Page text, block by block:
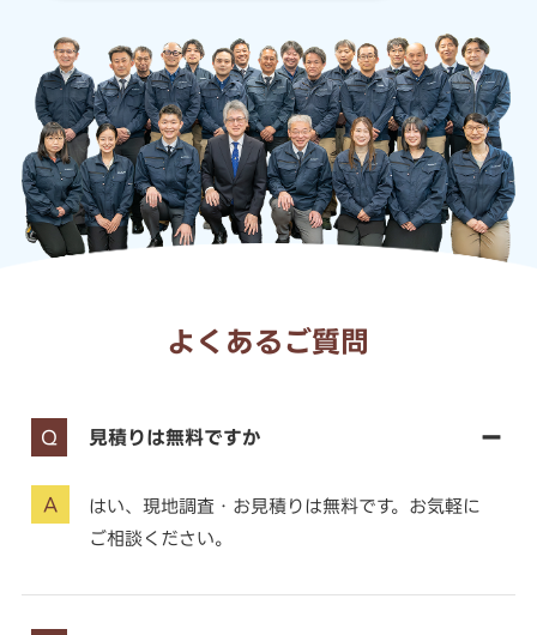
よくあるご質問
見積りは無料ですか
はい、現地調査・お見積りは無料です。お気軽に
ご相談ください。